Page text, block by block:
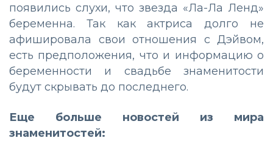
появились слухи, что звезда «Ла-Ла Ленд»
беременна. Так как актриса долго не
афишировала свои отношения с Дэйвом,
есть предположения, что и информацию о
беременности и свадьбе знаменитости
будут скрывать до последнего.
Еще больше новостей из мира
знаменитостей: